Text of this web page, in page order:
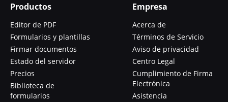
Productos
Editor de PDF
Formularios y plantillas
Firmar documentos
Estado del servidor
Precios
Biblioteca de
formularios
Empresa
Acerca de
Términos de Servicio
Aviso de privacidad
Centro Legal
Cumplimiento de Firma
Electrónica
Asistencia